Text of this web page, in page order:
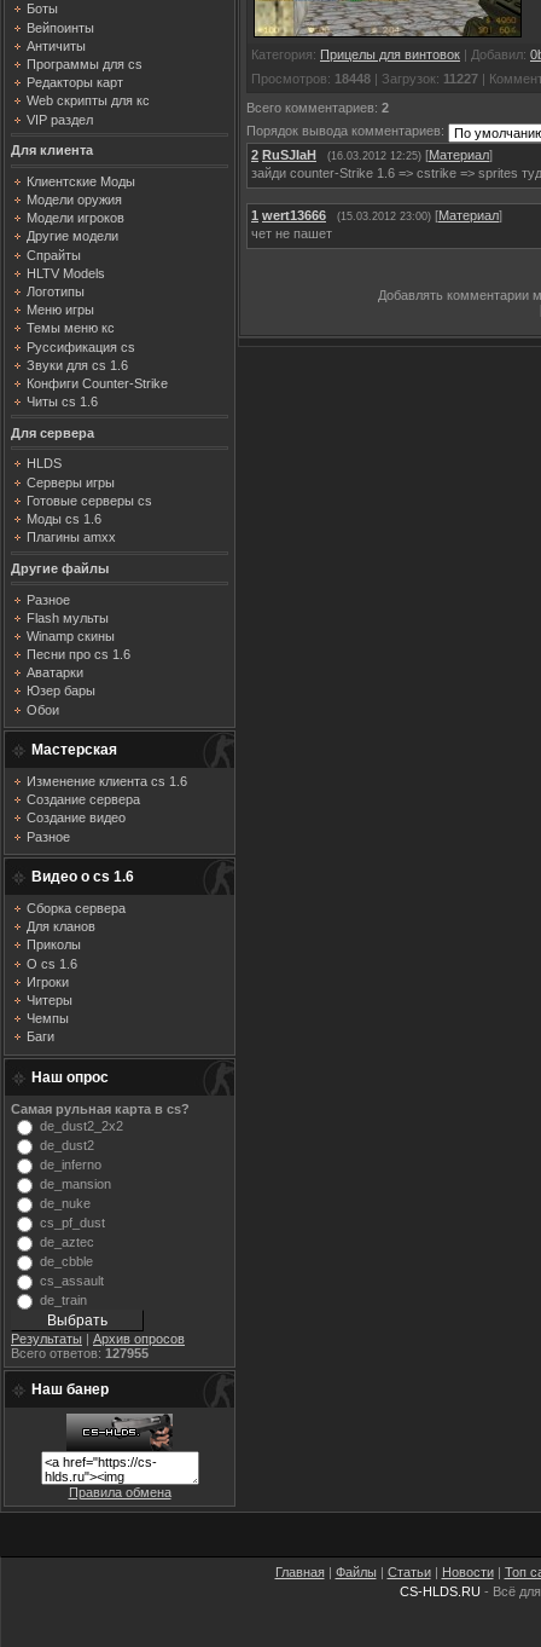
Боты
Вейпоинты
Античиты
Программы для cs
Редакторы карт
Web скрипты для кс
VIP раздел
Для клиента
Клиентские Моды
Модели оружия
Модели игроков
Другие модели
Спрайты
HLTV Models
Логотипы
Меню игры
Темы меню кс
Руссификация cs
Звуки для cs 1.6
Конфиги Counter-Strike
Читы cs 1.6
Для сервера
HLDS
Серверы игры
Готовые серверы cs
Моды cs 1.6
Плагины amxx
Другие файлы
Разное
Flash мульты
Winamp скины
Песни про cs 1.6
Аватарки
Юзер бары
Обои
Мастерская
Изменение клиента cs 1.6
Создание сервера
Создание видео
Разное
Видео о cs 1.6
Сборка сервера
Для кланов
Приколы
О cs 1.6
Игроки
Читеры
Чемпы
Баги
Наш опрос
Самая рульная карта в cs?
de_dust2_2x2
de_dust2
de_inferno
de_mansion
de_nuke
cs_pf_dust
de_aztec
de_cbble
cs_assault
de_train
Результаты | Архив опросов
Всего ответов: 127955
Наш банер
Правила обмена
Категория: Прицелы для винтовок | Добавил:
Просмотров: 18448 | Загрузок: 11227 |
Всего комментариев: 2
Порядок вывода комментариев:
2 RuSJIaH (16.03.2012 12:25) [Материал]
зайди counter-Strike 1.6 => cstrike => sprites
1 wert13666 (15.03.2012 23:00) [Материал]
чет не пашет
Добавлять комментарии
Главная| Файлы | Статьи| Новости| Топ
CS-HLDS.RU - Всё